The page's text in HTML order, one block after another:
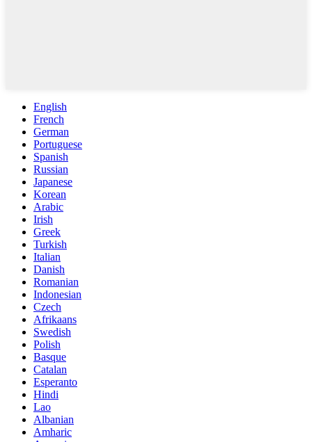
English
French
German
Portuguese
Spanish
Russian
Japanese
Korean
Arabic
Irish
Greek
Turkish
Italian
Danish
Romanian
Indonesian
Czech
Afrikaans
Swedish
Polish
Basque
Catalan
Esperanto
Hindi
Lao
Albanian
Amharic